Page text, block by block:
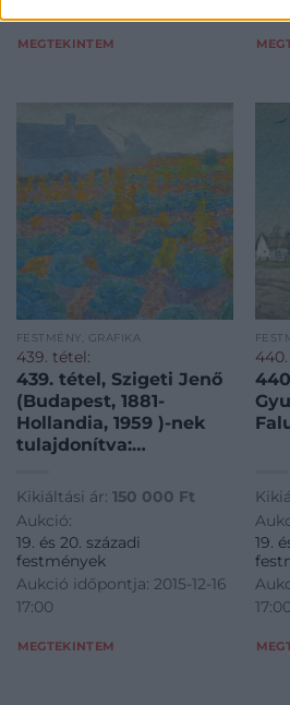
MEGTEKINTEM
FESTMÉNY, GRAFIKA
439. tétel:
439. tétel, Szigeti Jenő
(Budapest, 1881-
Hollandia, 1959 )-nek
tulajdonítva:
káposztással
Kikiáltási ár: 150 000 Ft
Aukció:
19. és 20. századi
festmények
Aukció időpontja: 2015-12-16
17:00
MEGTEKINTEM
19.
17:00